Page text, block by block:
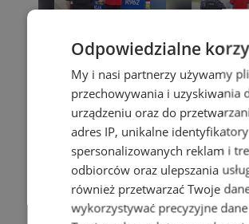
Odpowiedzialne
My i nasi partnerzy używamy
przechowywania i uzyskiwania
urządzeniu oraz do
adres IP, unikalne
spersonalizowanych reklam i
odbiorców oraz ulepszania
również przetwarzać Twoje
wykorzystywać precyzyjne